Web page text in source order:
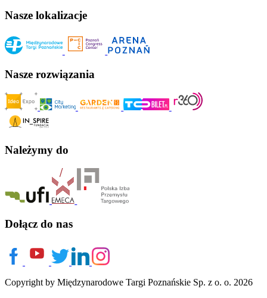
Nasze lokalizacje
Nasze rozwiązania
Należymy do
Dołącz do nas
Copyright by Międzynarodowe Targi Poznańskie Sp. z o. o. 2026